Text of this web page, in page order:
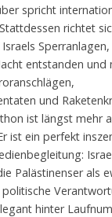
spricht
richtet
entstanden und
und
ist längst mehr
ist ein perfekt
Palästinenser als
hinter